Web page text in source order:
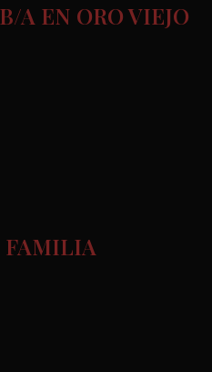
A EN ORO VIEJO
FAMILIA